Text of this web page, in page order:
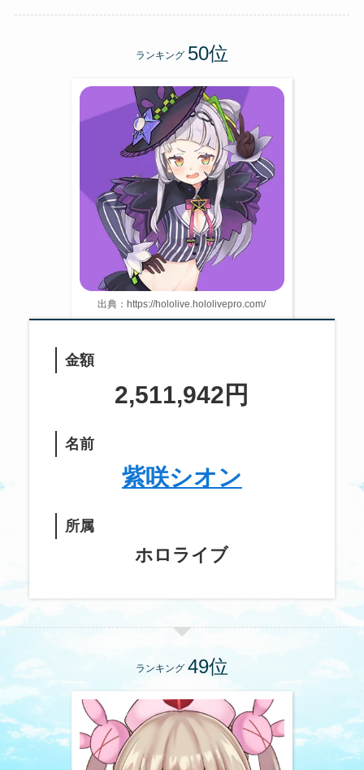
ランキング
出典：https://hololive.hololivepro.com/
金額
2,511,942円
名前
紫咲シオン
所属
ホロライブ
ランキング